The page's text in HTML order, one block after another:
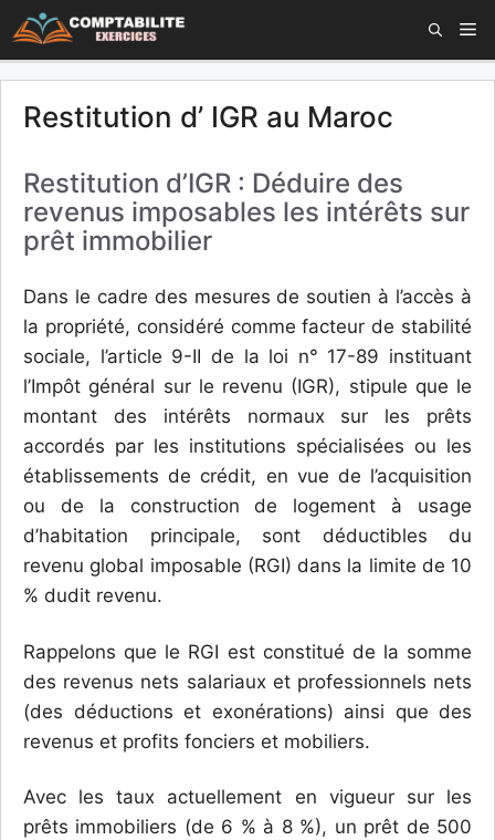
Aller
au
Restitution d’ IGR au Maroc
Restitution d’IGR : Déduire des
revenus imposables les intérêts sur
prêt immobilier
Dans le cadre des mesures de soutien à l’accès à
la propriété, considéré comme facteur de stabilité
sociale, l’article 9-II de la loi n° 17-89 instituant
l’Impôt général sur le revenu (IGR), stipule que le
montant des intérêts normaux sur les prêts
accordés par les institutions spécialisées ou les
établissements de crédit, en vue de l’acquisition
ou de la construction de logement à usage
d’habitation principale, sont déductibles du
revenu global imposable (RGI) dans la limite de 10
% dudit revenu.
Rappelons que le RGI est constitué de la somme
des revenus nets salariaux et professionnels nets
(des déductions et exonérations) ainsi que des
revenus et profits fonciers et mobiliers.
Avec les taux actuellement en vigueur sur les
prêts immobiliers (de 6 % à 8 %), un prêt de 500